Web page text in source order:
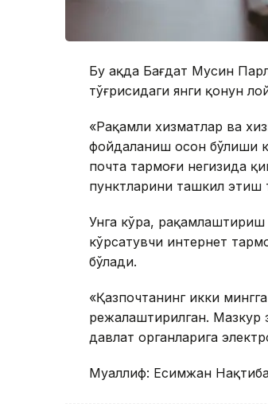
Бу ҳақда Бағдат Мусин
тўғрисидаги янги қонун
«Рақамли хизматлар ва
фойдаланиш осон бўлиши
почта тармоғи негизида
пунктларини ташкил
Унга кўра,
кўрсатувчи интернет
бўлади.
«Қазпочтанинг икки
режалаштирилган. Мазкур
давлат органларига
Муаллиф: Есимжан